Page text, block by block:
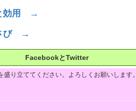
効用 →
び →
FacebookとTwitter
盛り立ててください。よろしくお願いします。